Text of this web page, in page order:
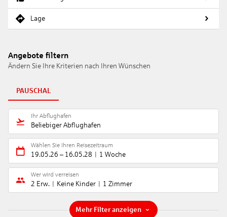
Lage
Angebote filtern
Ändern Sie Ihre Kriterien nach Ihren Wünschen
PAUSCHAL
Ihr Abflughafen
Beliebiger Abflughafen
Wählen Sie Ihren Reisezeitraum
19.05.26 – 16.05.28 1 Woche
Wer wird verreisen
2 Erw. Keine Kinder 1 Zimmer
Mehr Filter anzeigen